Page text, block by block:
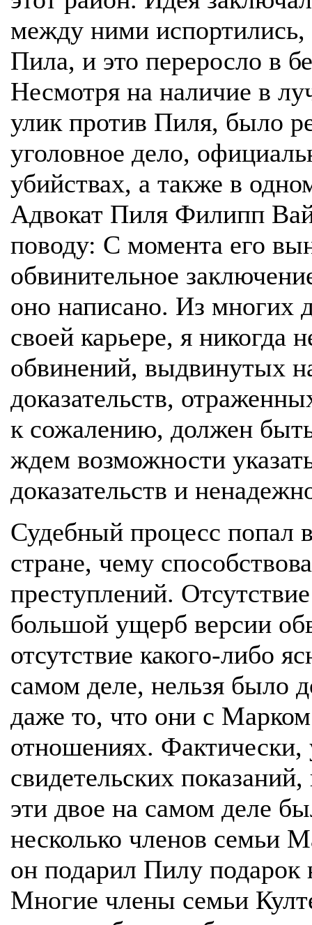
между ними испортились,
Пила, и это переросло в
Несмотря на наличие в
улик против Пиля, было
уголовное дело,
убийствах, а также в
Адвокат Пиля Филипп
поводу: С момента его
обвинительное
оно написано. Из многих
своей карьере, я никогда
обвинений, выдвинутых
доказательств,
к сожалению, должен
ждем возможности
доказательств и
Судебный процесс попал
стране, чему
преступлений.
большой ущерб версии
отсутствие какого-либо
самом деле, нельзя было
даже то, что они с
отношениях.
свидетельских
эти двое на самом деле
несколько членов семьи
он подарил Пилу подарок
Многие члены семьи